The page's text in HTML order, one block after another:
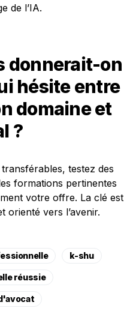
de l’IA.
donnerait-on
hésite entre
domaine et
?
testez des
formations pertinentes
votre offre. La clé est
orienté vers l’avenir.
k-shu
réussie